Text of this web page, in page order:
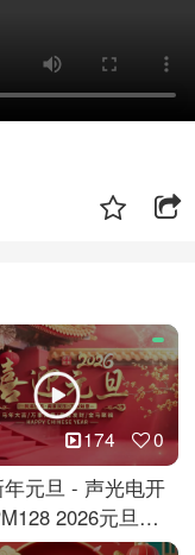
174 0
年元旦 - 声光电开
2026元旦马